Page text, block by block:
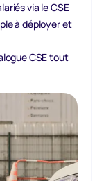
via le CSE
à déployer et
CSE tout